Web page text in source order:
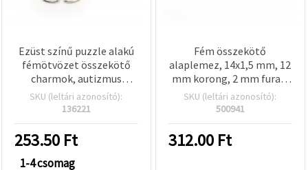
Ezüst színű puzzle alakú
fémötvözet összekötő
charmok, autizmus
szimbólum, 30,5x18x2,5
mm, 10 db
SKU (leltári azonosító):
136221
253.50 Ft
1-4 csomag
Fém összekötő
alaplemez, 14x1,5 mm, 12
mm korong, 2 mm furat,
ezüst színű, 10 db
SKU (leltári azonosító):
500941
312.00 Ft